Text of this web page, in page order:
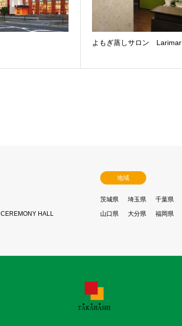
よもぎ蒸しサロン Larimar
CEREMONY HALL
地域
茨城県 埼玉県 千葉県
山口県
大分県 福岡県